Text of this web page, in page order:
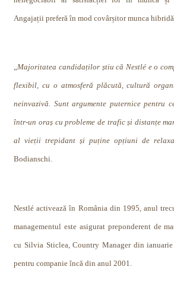
Angajații preferă în mod covârșitor munca hibridă.
„Majoritatea candidaților știu că Nestlé e o
flexibil, cu o atmosferă plăcută, cultură
neinvazivă. Sunt argumente puternice pentru
într-un oraș cu probleme de trafic și distanțe
al vieții trepidant și puține opțiuni de
Bodianschi.
Nestlé activează în România din 1995, anul
managementul este asigurat preponderent de
cu Silvia Sticlea, Country Manager din ianuarie
pentru companie încă din anul 2001.